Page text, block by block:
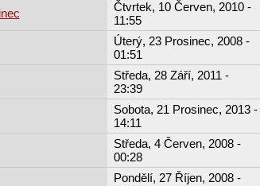
Čtvrtek, 10 Červen, 2010 -
11:55
Úterý, 23 Prosinec, 2008 -
01:51
Středa, 28 Září, 2011 -
23:39
Sobota, 21 Prosinec, 2013 -
14:11
Středa, 4 Červen, 2008 -
00:28
Pondělí, 27 Říjen, 2008 -